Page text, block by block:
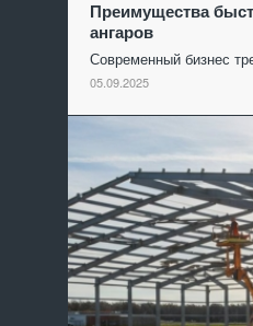
Преимущества
ангаров
Современный бизнес
05.09.2025